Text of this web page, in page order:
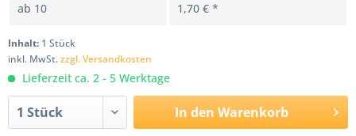
ab 10 1,70 € *
Inhalt: 1 Stück
inkl. MwSt.zzgl. Versandkosten
Lieferzeit ca. 2 - 5 Werktage
In den Warenkorb